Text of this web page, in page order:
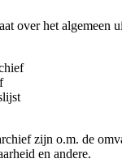
over het algemeen
zijn o.m. de
en andere.